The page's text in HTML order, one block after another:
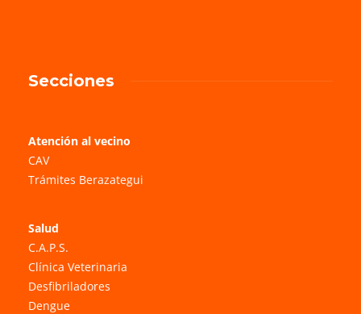
Secciones
Atención al vecino
CAV
Trámites Berazategui
Salud
C.A.P.S.
Clínica Veterinaria
Desfibriladores
Dengue